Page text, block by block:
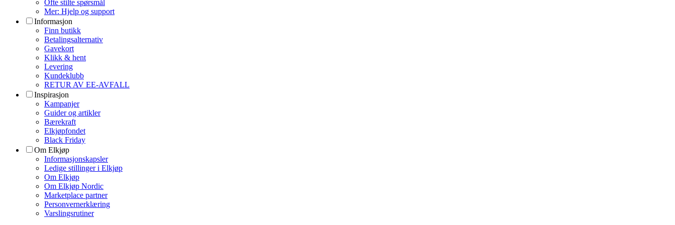
Ofte stilte spørsmål
Mer: Hjelp og support
Informasjon
Finn butikk
Betalingsalternativ
Gavekort
Klikk & hent
Levering
Kundeklubb
RETUR AV EE-AVFALL
Inspirasjon
Kampanjer
Guider og artikler
Bærekraft
Elkjøpfondet
Black Friday
Om Elkjøp
Informasjonskapsler
Ledige stillinger i Elkjøp
Om Elkjøp
Om Elkjøp Nordic
Marketplace partner
Personvernerklæring
Varslingsrutiner